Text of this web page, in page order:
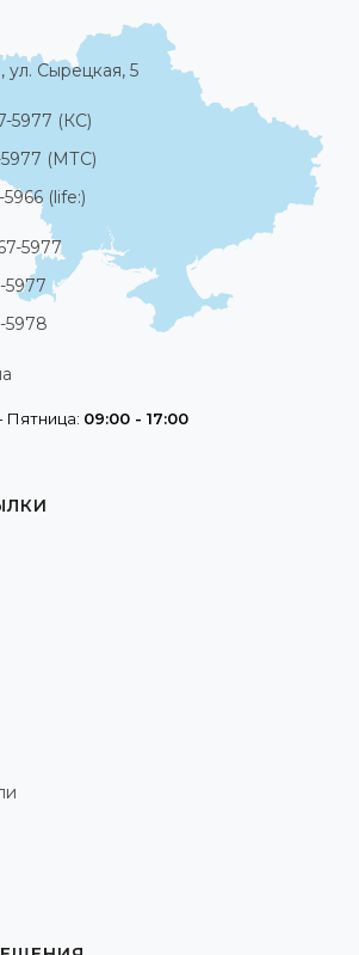
ул. Сырецкая, 5
5977 (КС)
5977 (МТС)
(life:)
5977
5977
5978
Пятница: 09:00 - 17:00